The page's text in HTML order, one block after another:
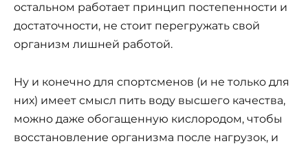
остальном работает принцип постепенности и
достаточности, не стоит перегружать свой
организм лишней работой.
Ну и конечно для спортсменов (и не только для
них) имеет смысл пить воду высшего качества,
можно даже обогащенную кислородом, чтобы
восстановление организма после нагрузок, и